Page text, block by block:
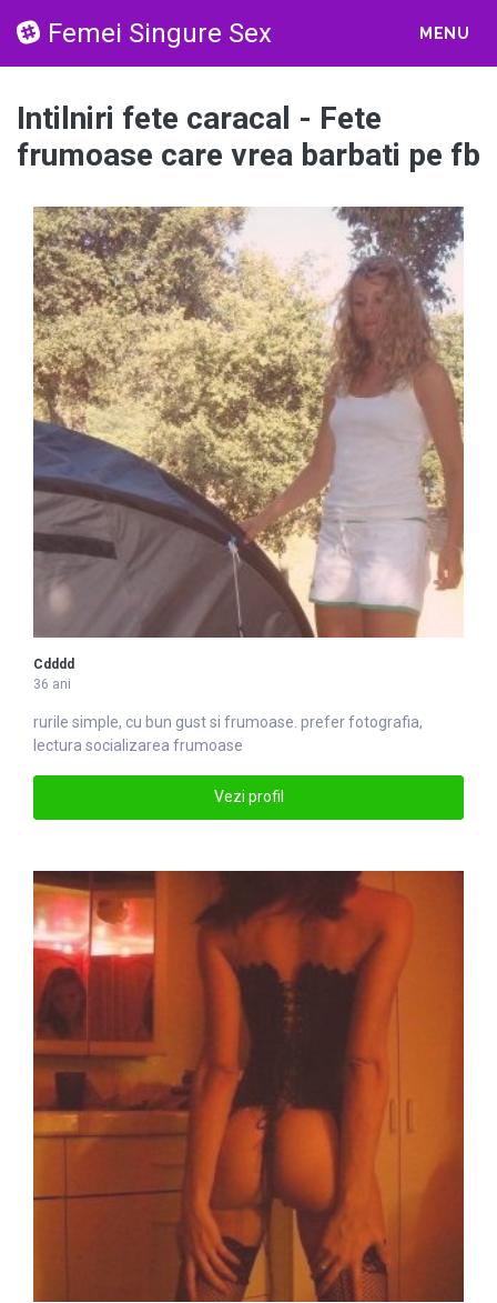
Femei Singure Sex MENU
Intilniri fete caracal - Fete
frumoase care vrea barbati pe fb
Cdddd
36 ani
rurile simple, cu bun gust si frumoase . prefer fotografia,
lectura socializarea frumoase
Vezi profil